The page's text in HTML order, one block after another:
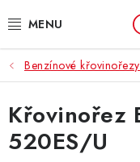
na
ZAHRADA, LES
DÍLNA, STAVBA
MILWAUKEE
Benzínové
Křovinořez
520ES/U